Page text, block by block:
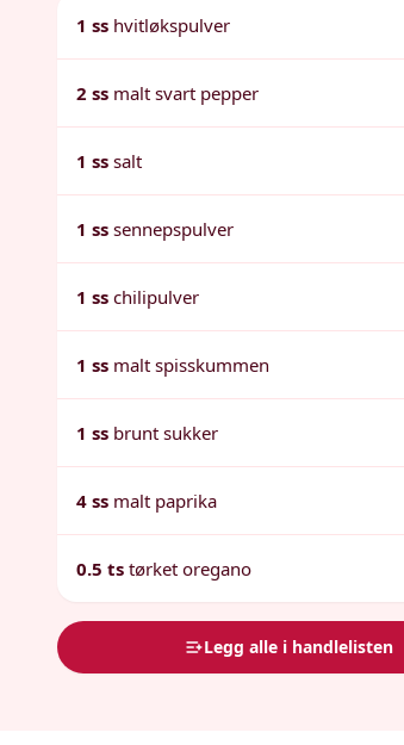
1 ss hvitløkspulver
2 ss malt svart pepper
1 ss salt
1 ss sennepspulver
1 ss chilipulver
1 ss malt spisskummen
1 ss brunt sukker
4 ss malt paprika
0.5 ts tørket oregano
Legg alle i handlelisten